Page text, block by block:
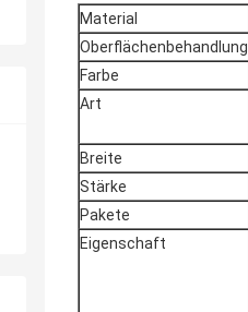
Material
Oberflächenbehandlung
Farbe
Art
Breite
Stärke
Pakete
Eigenschaft